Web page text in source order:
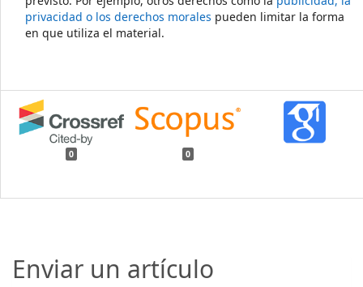
privacidad o los derechos morales pueden limitar la forma
en que utiliza el material.
0 0
Enviar un artículo